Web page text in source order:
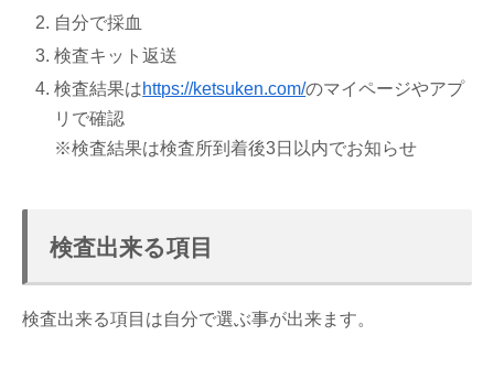
自分で採血
検査キット返送
検査結果はhttps://ketsuken.com/のマイページやアプ
リで確認
※検査結果は検査所到着後3日以内でお知らせ
検査出来る項目
検査出来る項目は自分で選ぶ事が出来ます。